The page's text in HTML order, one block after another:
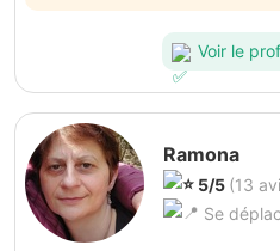
Voir le
Ramona
5/5 (13
Se